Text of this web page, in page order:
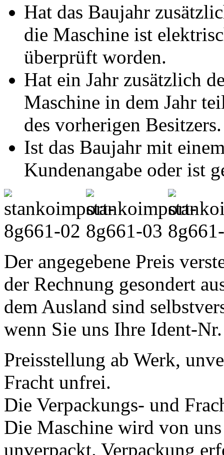
Hat das Baujahr
die Maschine ist
überprüft worden.
Hat ein Jahr zusätzlich
Maschine in dem Jahr
des vorherigen Besitzers.
Ist das Baujahr mit
Kundenangabe oder ist
Der angegebene Preis
der Rechnung gesondert
dem Ausland sind
wenn Sie uns Ihre Ident-
Preisstellung ab Werk,
Fracht unfrei.
Die Verpackungs- und
Die Maschine wird von
unverpackt. Verpackung